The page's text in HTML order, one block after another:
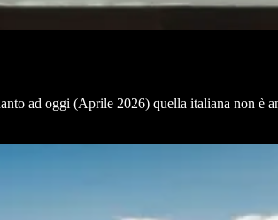
ad oggi (Aprile 2026) quella italiana non è